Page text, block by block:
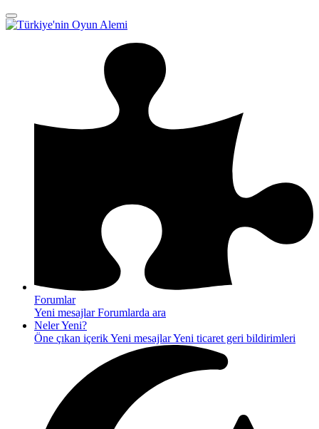
Forumlar
Yeni mesajlarForumlarda ara
Neler Yeni?
Öne çıkan içerikYeni mesajlarYeni ticaret geri bildirimleri